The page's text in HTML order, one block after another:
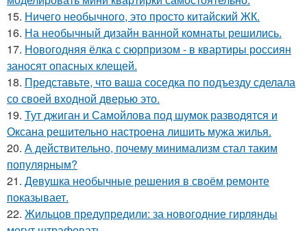
15. Ничего необычного, это просто китайский ЖК.
16. На необычный дизайн ванной комнаты решились.
17. Новогодняя ёлка с сюрпризом - в квартиры россиян
заносят опасных клещей.
18. Представьте, что ваша соседка по подъезду сделала
со своей входной дверью это.
19. Тут джиган и Самойлова под шумок разводятся и
Оксана решительно настроена лишить мужа жилья.
20. А действительно, почему минимализм стал таким
популярным?
21. Девушка необычные решения в своём ремонте
показывает.
22. Жильцов предупредили: за новогодние гирлянды